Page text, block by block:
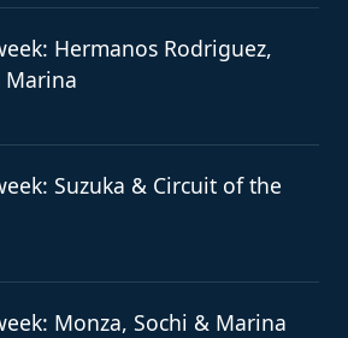
Hermanos Rodriguez,
Marina
Suzuka & Circuit of the
Monza, Sochi & Marina